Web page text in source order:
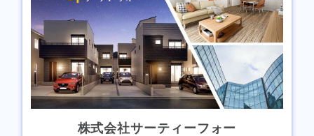
株式会社サーティーフォー